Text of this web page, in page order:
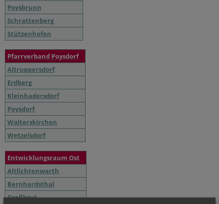
Poysbrunn
Schrattenberg
Stützenhofen
Pfarrverband Poysdorf
Altruppersdorf
Erdberg
Kleinhadersdorf
Poysdorf
Walterskirchen
Wetzelsdorf
Entwicklungsraum Ost
Altlichtenwarth
Bernhardsthal
Großkrut